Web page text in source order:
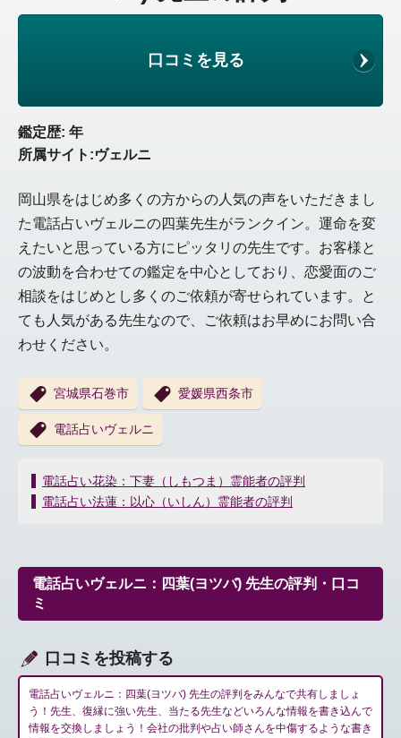
口コミを見る
鑑定歴: 年
所属サイト:ヴェルニ
岡山県をはじめ多くの方からの人気の声をいただきまし
た電話占いヴェルニの四葉先生がランクイン。運命を変
えたいと思っている方にピッタリの先生です。お客様と
の波動を合わせての鑑定を中心としており、恋愛面のご
相談をはじめとし多くのご依頼が寄せられています。と
ても人気がある先生なので、ご依頼はお早めにお問い合
わせください。
宮城県石巻市 愛媛県西条市
電話占いヴェルニ
投
稿
ー
シ
ョ
電話占い花染：下妻（しもつま）霊能者の評判
電話占い法蓮：以心（いしん）霊能者の評判
電話占いヴェルニ：四葉(ヨツバ) 先生の評判・口コ
ミ
口コミを投稿する
電話占いヴェルニ：四葉(ヨツバ) 先生の評判をみんなで共有しましょ
う！先生、復縁に強い先生、当たる先生などいろんな情報を書き込んで
情報を交換しましょう！会社の批判や占い師さんを中傷するような書き